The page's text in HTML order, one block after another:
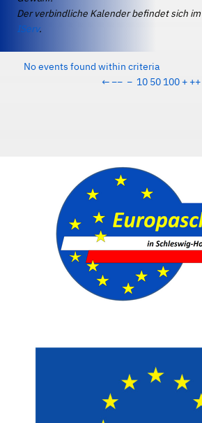
Der verbindliche Kalender befindet sich im
IServ.
No events found within criteria
← −− − 10 50 100 + ++